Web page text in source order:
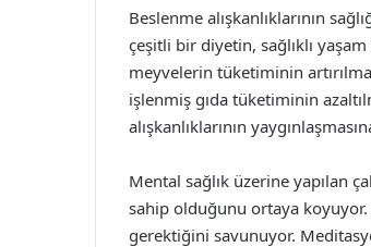
Beslenme alışkanlıklarının
çeşitli bir diyetin, sağlıklı
meyvelerin tüketiminin
işlenmiş gıda tüketiminin
alışkanlıklarının
Mental sağlık üzerine yapılan
sahip olduğunu ortaya
gerektiğini savunuyor.